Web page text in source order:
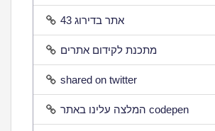
אתר בדירוג 43
מתכנת לקידום אתרים
shared on twitter
המלצה עלינו באתר codepen